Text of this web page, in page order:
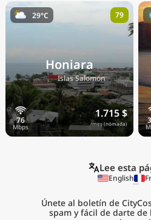
Honiara
🇸🇧Islas Salomón
1.715 $
/mes (nómada)
29°C 79
Lee esta
English
Únete al boletín de
spam y fácil de darte de